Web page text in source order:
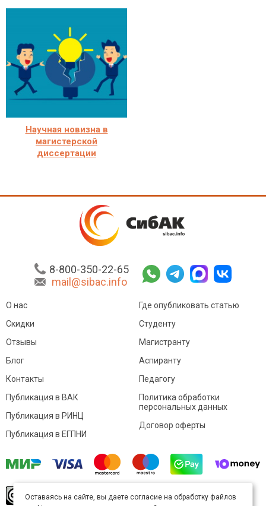
Научная новизна в
магистерской
диссертации
8-800-350-22-65
mail@sibac.info
О нас
Скидки
Отзывы
Блог
Контакты
Где опубликовать статью
Студенту
Магистранту
Аспиранту
Педагогу
Публикация в ВАК
Публикация в РИНЦ
Публикация в ЕГПНИ
Политика обработки
персональных данных
Договор оферты
произведение доступно полицензии Creative
Оставаясь на сайте, вы даете согласие на обработку файлов